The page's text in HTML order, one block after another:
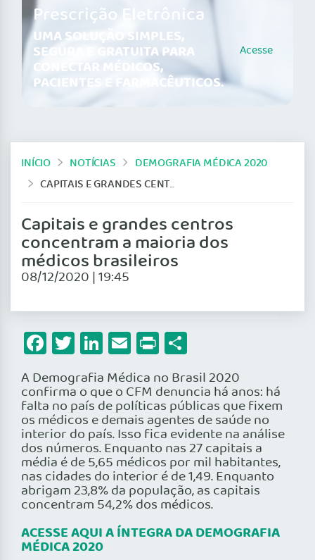
Prescrição Eletrônica
UMA SOLUÇÃO SIMPLES,
SEGURA E GRATUITA PARA
CONECTAR MÉDICOS,
PACIENTES E FARMACÊUTICOS.
Acesse
INÍCIO NOTÍCIAS
DEMOGRAFIA MÉDICA 2020
CAPITAIS E GRANDES CENTROS CONCENTRAM A MAIORIA DOS MÉDICOS BRASILEIROS
Capitais e grandes centros
concentram a maioria dos
médicos brasileiros
08/12/2020 | 19:45
Facebook
Twitter
LinkedIn
Email
Print
A Demografia Médica no Brasil 2020
confirma o que o CFM denuncia há anos: há
falta no país de políticas públicas que fixem
os médicos e demais agentes de saúde no
interior do país. Isso fica evidente na análise
dos números. Enquanto nas 27 capitais a
média é de 5,65 médicos por mil habitantes,
nas cidades do interior é de 1,49. Enquanto
abrigam 23,8% da população, as capitais
concentram 54,2% dos médicos.
ACESSE AQUI A ÍNTEGRA DA DEMOGRAFIA
MÉDICA 2020